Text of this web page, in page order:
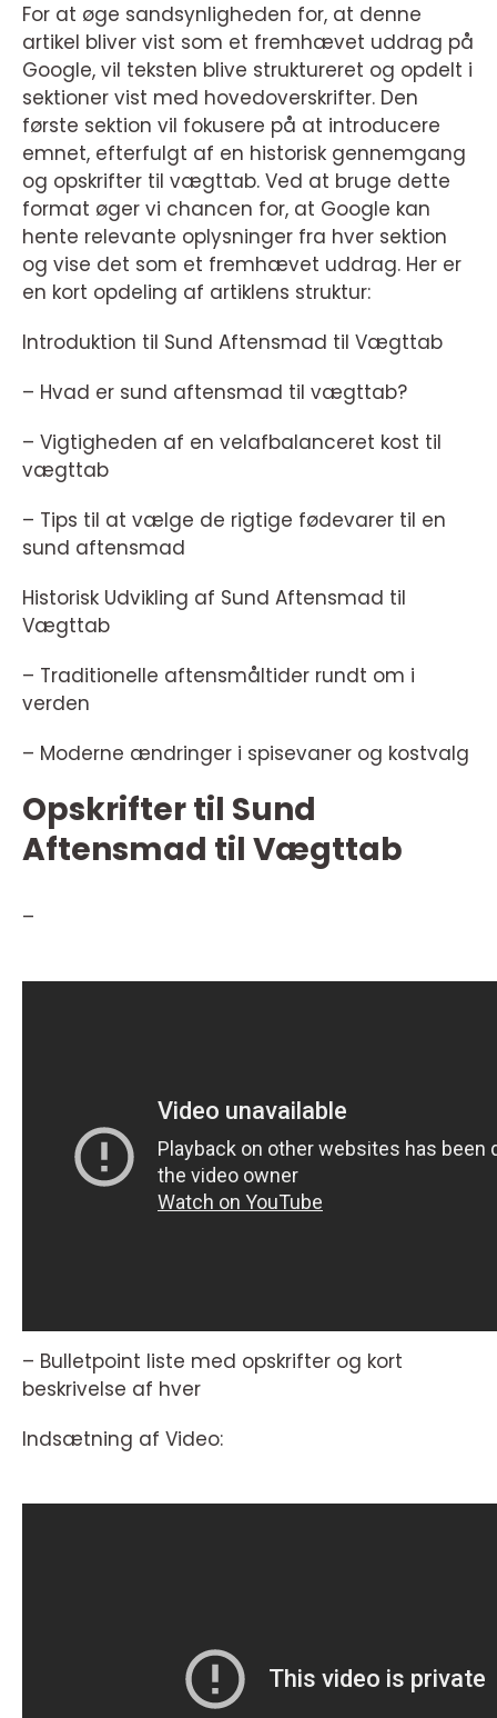
For at øge sandsynligheden for, at denne
artikel bliver vist som et fremhævet uddrag på
Google, vil teksten blive struktureret og opdelt i
sektioner vist med hovedoverskrifter. Den
første sektion vil fokusere på at introducere
emnet, efterfulgt af en historisk gennemgang
og opskrifter til vægttab. Ved at bruge dette
format øger vi chancen for, at Google kan
hente relevante oplysninger fra hver sektion
og vise det som et fremhævet uddrag. Her er
en kort opdeling af artiklens struktur:
Introduktion til Sund Aftensmad til Vægttab
– Hvad er sund aftensmad til vægttab?
– Vigtigheden af en velafbalanceret kost til
vægttab
– Tips til at vælge de rigtige fødevarer til en
sund aftensmad
Historisk Udvikling af Sund Aftensmad til
Vægttab
– Traditionelle aftensmåltider rundt om i
verden
– Moderne ændringer i spisevaner og kostvalg
Opskrifter til Sund
Aftensmad til Vægttab
–
– Bulletpoint liste med opskrifter og kort
beskrivelse af hver
Indsætning af Video: